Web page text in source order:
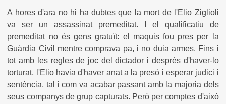
A hores d'ara no hi ha dubtes que la mort de l'Elio Ziglioli
va ser un assassinat premeditat. I el qualificatiu de
premeditat no és gens gratuït: el maquis fou pres per la
Guàrdia Civil mentre comprava pa, i no duia armes. Fins i
tot amb les regles de joc del dictador i després d'haver-lo
torturat, l'Elio havia d'haver anat a la presó i esperar judici i
sentència, tal i com va acabar passant amb la majoria dels
seus companys de grup capturats. Però per comptes d'això